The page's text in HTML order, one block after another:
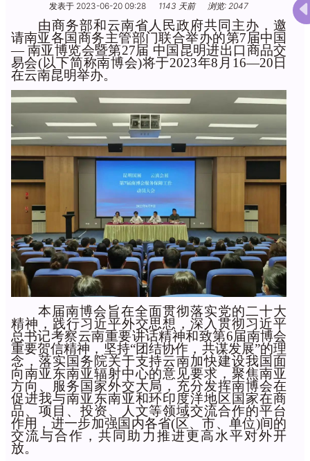
发表于 2023-06-20 09:28 1143 天前 浏览: 2047
由商务部和云南省人民政府共同主办，邀
请南亚各国商务主管部门联合举办的第7届中国
— 南亚博览会暨第27届 中国昆明进出口商品交
易会(以下简称南博会)将于2023年8月16—20日
在云南昆明举办。
本届南博会旨在全面贯彻落实党的二十大
精神，践行习近平外交思想，深入贯彻习近平
总书记考察云南重要讲话精神和致第6届南博会
重要贺信精神，坚持“团结协作，共谋发展”的理
念，落实国务院关于支持云南加快建设我国面
向南亚东南亚辐射中心的意见要求，聚焦南亚
方向、服务国家外交大局，充分发挥南博会在
促进我与南亚东南亚和环印度洋地区国家在商
品、项目、投资、人文等领域交流合作的平台
作用，进一步加强国内各省(区、市、单位)间的
交流与合作，共同助力推进更高水平对外开
放。